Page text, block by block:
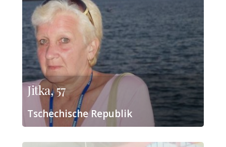
Jitka, 57
Tschechische Republik